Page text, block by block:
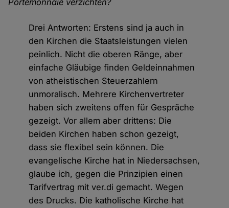
Portemonnaie verzichten?
Drei Antworten: Erstens sind ja auch in
den Kirchen die Staatsleistungen vielen
peinlich. Nicht die oberen Ränge, aber
einfache Gläubige finden Geldeinnahmen
von atheistischen Steuerzahlern
unmoralisch. Mehrere Kirchenvertreter
haben sich zweitens offen für Gespräche
gezeigt. Vor allem aber drittens: Die
beiden Kirchen haben schon gezeigt,
dass sie flexibel sein können. Die
evangelische Kirche hat in Niedersachsen,
glaube ich, gegen die Prinzipien einen
Tarifvertrag mit ver.di gemacht. Wegen
des Drucks. Die katholische Kirche hat